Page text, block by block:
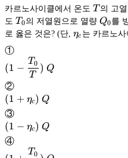
카르노사이클에서 온도 T
T 의 고
도 T_0
T0의 저열원으로 열량Q_0
Q0를
로 옳은 것은? (단, \eta_c
ηc
①
(1-
\dfrac{T_0}
{T})\
Q
(1 −
T
T0 ) Q
②
(1+\eta_c)\
Q
(1 + ηc ) Q
③
(1-
\eta_c)\
(1 − ηc ) Q
④
(1+ T0